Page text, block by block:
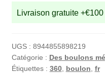
Livraison gratuite
UGS : 8944855898219
Catégorie : Des boulons
Étiquettes : 360, boulon fr